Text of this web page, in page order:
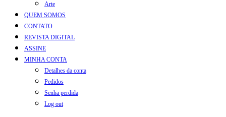
Arte
QUEM SOMOS
CONTATO
REVISTA DIGITAL
ASSINE
MINHA CONTA
Detalhes da conta
Pedidos
Senha perdida
Log out